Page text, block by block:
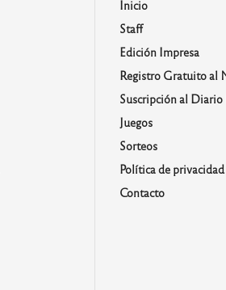
Inicio
Staff
Edición Impresa
Registro Gratuito al
Suscripción al Diario
Juegos
Sorteos
Política de privacidad
Contacto